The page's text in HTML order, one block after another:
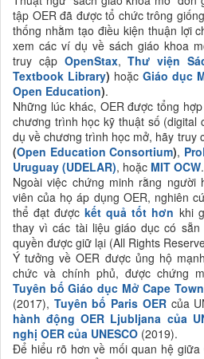
tập OER đã được tổ chức trông
thống nhằm tạo điều kiện thuận lợi
xem các ví dụ về sách giáo khoa
truy cập OpenStax,Thư viện
Textbook Library) hoặc Giáo dục
Open Education).
Những lúc khác, OER được tổng
chương trình học kỹ thuật số (digital
dụ về chương trình học mở, hãy truy
(Open Education Consortium),
Uruguay (UDELAR), hoặc MIT OCW.
Ngoài việc chứng minh rằng người
viên của họ áp dụng OER, nghiên
thể đạt đượckết quả tốt hơn khi
thay vì các tài liệu giáo dục có
quyền được giữ lại (All Rights
Ý tưởng về OER được ủng hộ
chức và chính phủ, được chứng
Tuyên bố Giáo dục Mở Cape Town
(2017), Tuyên bố Paris OERcủa
hành động OER Ljubljana của
nghị OER của UNESCO (2019).
Để hiểu rõ hơn về mối quan hệ giữa